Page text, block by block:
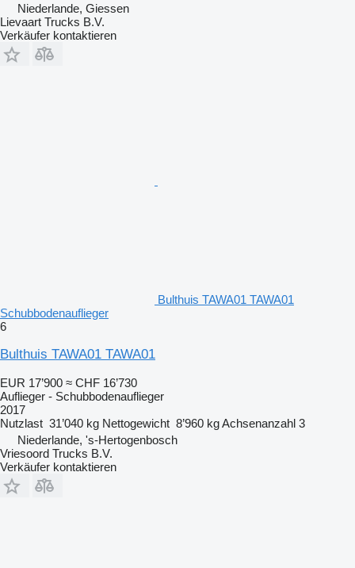
Niederlande, Giessen
Lievaart Trucks B.V.
Verkäufer kontaktieren
Bulthuis TAWA01 TAWA01
Schubbodenauflieger
6
Bulthuis TAWA01 TAWA01
EUR 17’900 ≈ CHF 16’730
Auflieger - Schubbodenauflieger
2017
Nutzlast 31’040 kg Nettogewicht 8’960 kgAchsenanzahl 3
Niederlande, 's-Hertogenbosch
Vriesoord Trucks B.V.
Verkäufer kontaktieren